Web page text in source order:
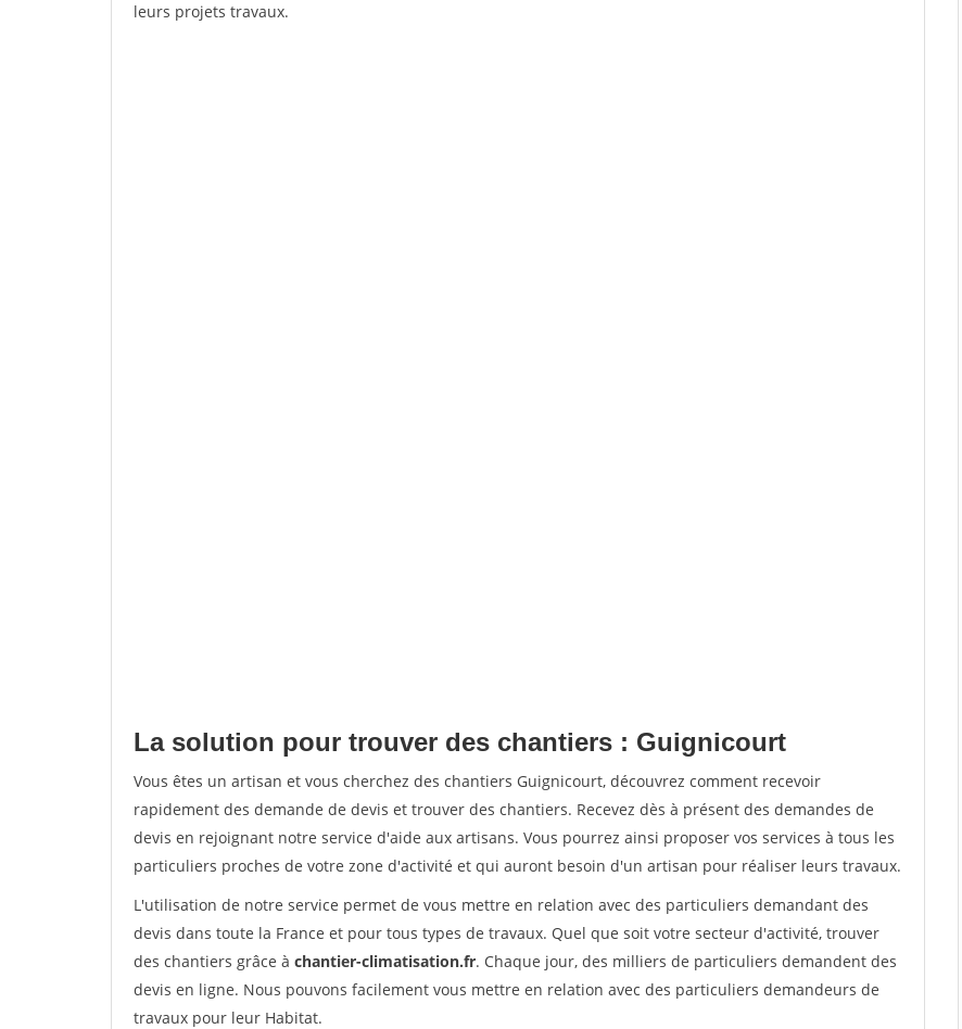
leurs projets travaux.
La solution pour trouver des chantiers : Guignicourt
Vous êtes un artisan et vous cherchez des chantiers Guignicourt, découvrez comment recevoir
rapidement des demande de devis et trouver des chantiers. Recevez dès à présent des demandes de
devis en rejoignant notre service d'aide aux artisans. Vous pourrez ainsi proposer vos services à tous les
particuliers proches de votre zone d'activité et qui auront besoin d'un artisan pour réaliser leurs travaux.
L'utilisation de notre service permet de vous mettre en relation avec des particuliers demandant des
devis dans toute la France et pour tous types de travaux. Quel que soit votre secteur d'activité, trouver
des chantiers grâce à chantier-climatisation.fr. Chaque jour, des milliers de particuliers demandent des
devis en ligne. Nous pouvons facilement vous mettre en relation avec des particuliers demandeurs de
travaux pour leur Habitat.